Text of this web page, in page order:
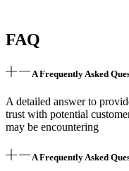
FAQ
A Frequently Asked
A detailed answer to
trust with potential
may be encountering
A Frequently Asked